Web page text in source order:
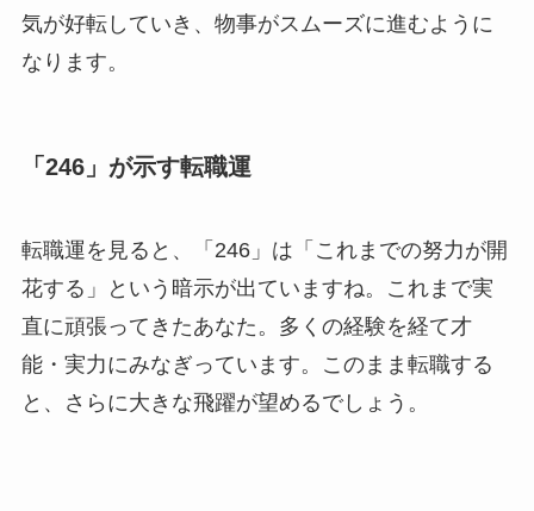
気が好転していき、物事がスムーズに進むように
なります。
「246」が示す転職運
転職運を見ると、「246」は「これまでの努力が開
花する」という暗示が出ていますね。これまで実
直に頑張ってきたあなた。多くの経験を経て才
能・実力にみなぎっています。このまま転職する
と、さらに大きな飛躍が望めるでしょう。